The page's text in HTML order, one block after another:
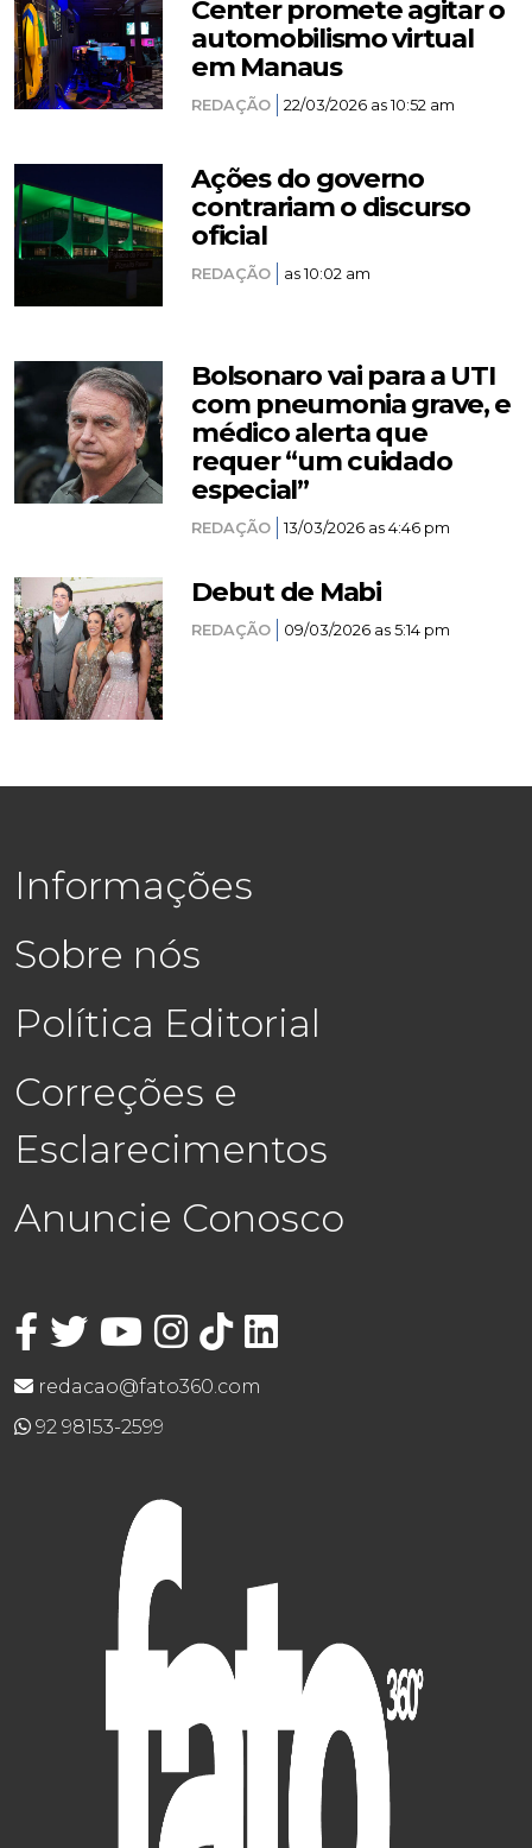
Center promete agitar o
automobilismo virtual
em Manaus
REDAÇÃO 22/03/2026 as 10:52 am
Ações do governo
contrariam o discurso
oficial
REDAÇÃO as 10:02 am
Bolsonaro vai para a UTI
com pneumonia grave, e
médico alerta que
requer “um cuidado
especial”
REDAÇÃO 13/03/2026 as 4:46 pm
Debut de Mabi
REDAÇÃO 09/03/2026 as 5:14 pm
Informações
Sobre nós
Política Editorial
Correções e
Esclarecimentos
Anuncie Conosco
redacao@fato360.com
92 98153-2599